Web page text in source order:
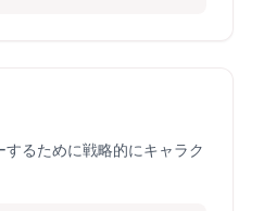
るために戦略的にキャラク